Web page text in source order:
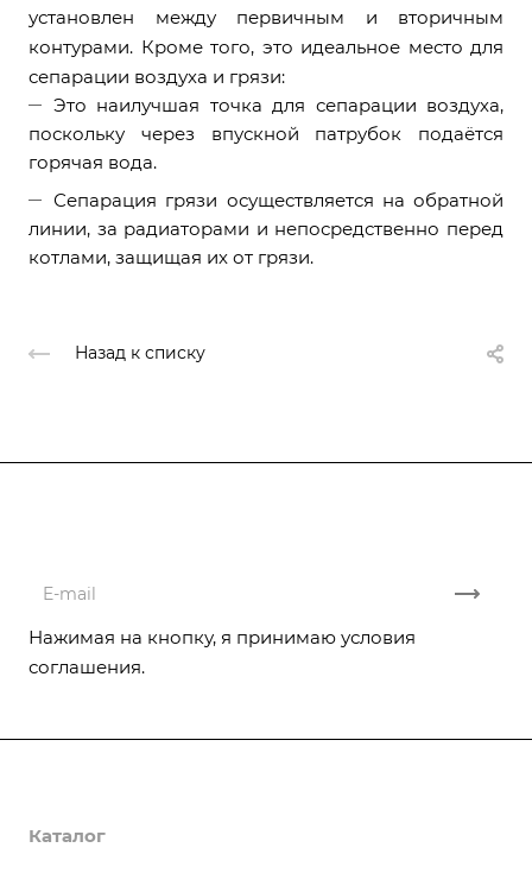
установлен между первичным и вторичным
контурами. Кроме того, это идеальное место для
сепарации воздуха и грязи:
Это наилучшая точка для сепарации воздуха,
поскольку через впускной патрубок подаётся
горячая вода.
Сепарация грязи осуществляется на обратной
линии, за радиаторами и непосредственно перед
котлами, защищая их от грязи.
Назад к списку
Нажимая на кнопку, я принимаю условия
соглашения.
Реализованные проекты
Каталог